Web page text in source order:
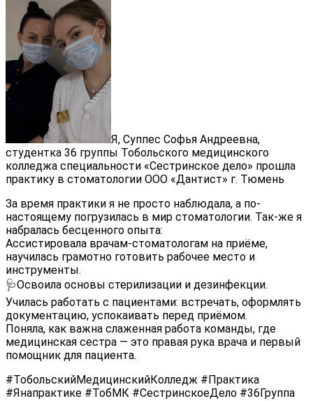
Я, Суппес Софья Андреевна,
студентка 36 группы Тобольского медицинского
колледжа специальности «Сестринское дело» прошла
практику в стоматологии ООО «Дантист» г. Тюмень
За время практики я не просто наблюдала, а по-
настоящему погрузилась в мир стоматологии. Так-же я
набралась бесценного опыта:
Ассистировала врачам-стоматологам на приёме,
научилась грамотно готовить рабочее место и
инструменты.
🩺Освоила основы стерилизации и дезинфекции.
Училась работать с пациентами: встречать, оформлять
документацию, успокаивать перед приёмом.
Поняла, как важна слаженная работа команды, где
медицинская сестра — это правая рука врача и первый
помощник для пациента.
#ТобольскийМедицинскийКолледж #Практика
#Янапрактике #ТобМК #СестринскоеДело #36Группа